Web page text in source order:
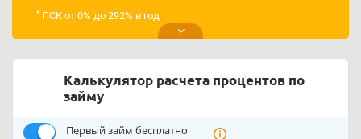
*ПСК от 0% до 292% в год
Калькулятор расчета процентов по
займу
Первый займ бесплатно